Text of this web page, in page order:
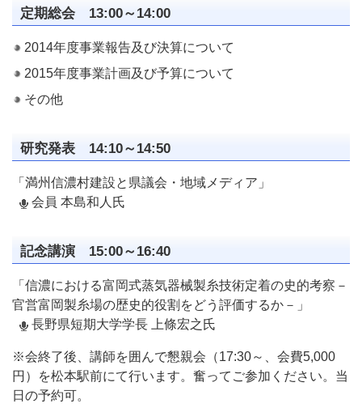
定期総会 13:00～14:00
2014年度事業報告及び決算について
2015年度事業計画及び予算について
その他
研究発表 14:10～14:50
「満州信濃村建設と県議会・地域メディア」
会員 本島和人氏
記念講演 15:00～16:40
「信濃における富岡式蒸気器械製糸技術定着の史的考察－
官営富岡製糸場の歴史的役割をどう評価するか－」
長野県短期大学学長 上條宏之氏
※会終了後、講師を囲んで懇親会（17:30～、会費5,000
円）を松本駅前にて行います。奮ってご参加ください。当
日の予約可。